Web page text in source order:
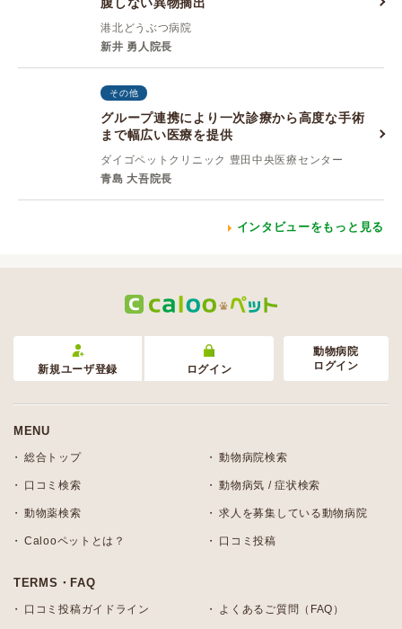
港北どうぶつ病院
新井 勇人院長
その他
グループ連携により一次診療から高度な手術
まで幅広い医療を提供
ダイゴペットクリニック 豊田中央医療センター
青島 大吾院長
インタビューをもっと見る
新規ユーザ登録 ログイン
動物病院
ログイン
MENU
総合トップ 動物病院検索
口コミ検索 動物病気 / 症状検索
動物薬検索 求人を募集している動物病院
Calooペットとは？ 口コミ投稿
TERMS・FAQ
口コミ投稿ガイドライン よくあるご質問（FAQ）